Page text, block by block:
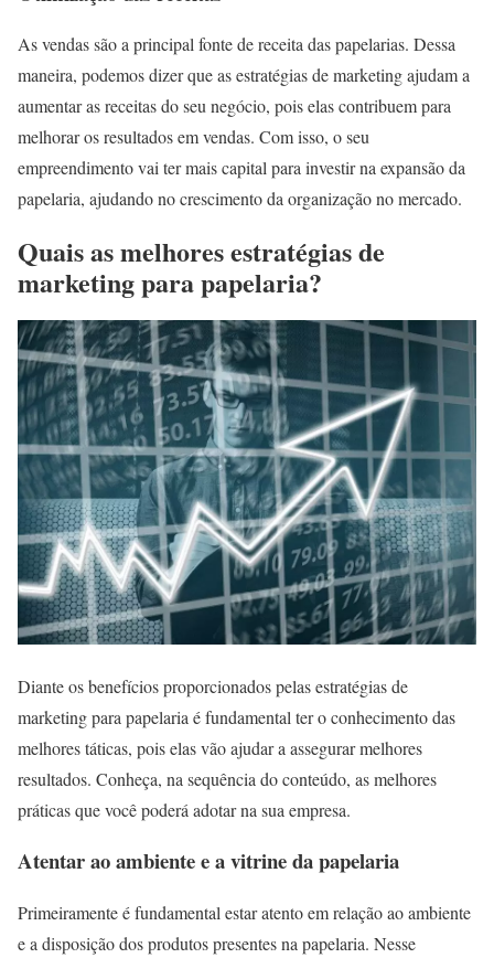
As vendas são a principal fonte de receita das papelarias. Dessa
maneira, podemos dizer que as estratégias de marketing ajudam a
aumentar as receitas do seu negócio, pois elas contribuem para
melhorar os resultados em vendas. Com isso, o seu
empreendimento vai ter mais capital para investir na expansão da
papelaria, ajudando no crescimento da organização no mercado.
Quais as melhores estratégias de
marketing para papelaria?
Diante os benefícios proporcionados pelas estratégias de
marketing para papelaria é fundamental ter o conhecimento das
melhores táticas, pois elas vão ajudar a assegurar melhores
resultados. Conheça, na sequência do conteúdo, as melhores
práticas que você poderá adotar na sua empresa.
Atentar ao ambiente e a vitrine da papelaria
Primeiramente é fundamental estar atento em relação ao ambiente
e a disposição dos produtos presentes na papelaria. Nesse